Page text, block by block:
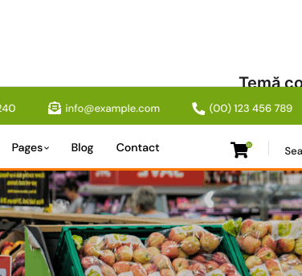
Temă
Această
Versiune
Ultima
Instalări
Versiune
Versiune